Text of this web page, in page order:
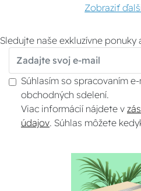
Zobraziť
Sledujte naše exkluzívne ponuky
Súhlasím so spracovaním
obchodných sdelení.
Viac informácií nájdete v
údajov . Súhlas môžete